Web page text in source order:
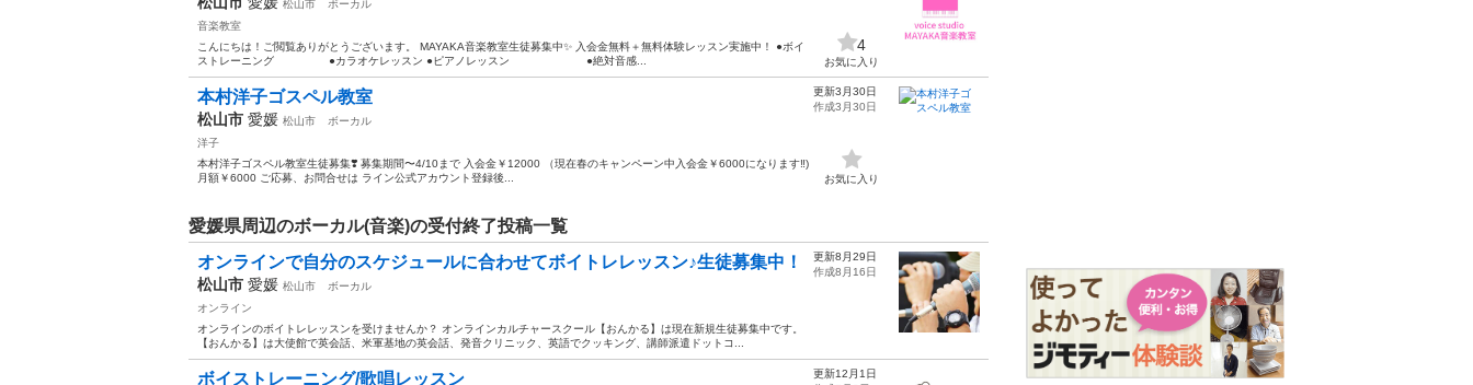
松山市
ボーカル
音楽教室
こんにちは！ご閲覧ありがとうございます。 MAYAKA音楽教室生徒募集中✨ 入会金無料＋無料体験レッスン実施中！ ●ボイ
ストレーニング ●カラオケレッスン ●ピアノレッスン ●絶対音感...
4
お気に入り
本村洋子ゴスペル教室
松山市 愛媛 松山市
ボーカル
洋子
本村洋子ゴスペル教室生徒募集❣️ 募集期間〜4/10まで 入会金￥12000 （現在春のキャンペーン中入会金￥6000になります‼️)
月額￥6000 ご応募、お問合せは ライン公式アカウント登録後...
更新3月30日
作成3月30日
お気に入り
愛媛県周辺のボーカル(音楽)の受付終了投稿一覧
オンラインで自分のスケジュールに合わせてボイトレレッスン♪生徒募集中！
松山市 愛媛 松山市
ボーカル
オンライン
オンラインのボイトレレッスンを受けませんか？ オンラインカルチャースクール【おんかる】は現在新規生徒募集中です。
【おんかる】は大使館で英会話、米軍基地の英会話、発音クリニック、英語でクッキング、講師派遣ドットコ...
更新8月29日
作成8月16日
ボイストレーニング/歌唱レッスン
更新12月1日